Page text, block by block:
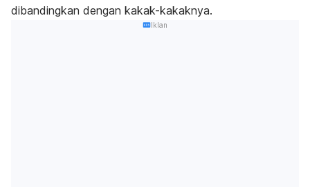
dibandingkan dengan kakak-kakaknya.
Iklan